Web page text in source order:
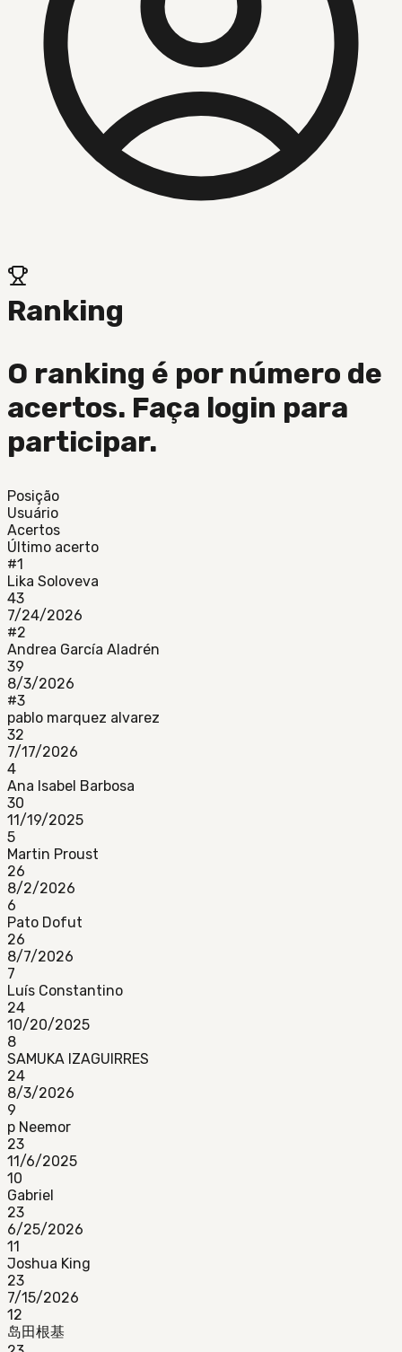
Ranking
O ranking é por número de
acertos. Faça login para
participar.
Posição
Usuário
Acertos
Último acerto
#1
Lika Soloveva
43
7/24/2026
#2
Andrea García Aladrén
39
8/3/2026
#3
pablo marquez alvarez
32
7/17/2026
4
Ana Isabel Barbosa
30
11/19/2025
5
Martin Proust
26
8/2/2026
6
Pato Dofut
26
8/7/2026
7
Luís Constantino
24
10/20/2025
8
SAMUKA IZAGUIRRES
24
8/3/2026
9
p Neemor
23
11/6/2025
10
Gabriel
23
6/25/2026
11
Joshua King
23
7/15/2026
12
岛田根基